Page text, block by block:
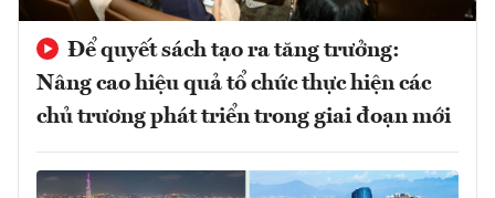
Để quyết sách tạo ra tăng trưởng:
Nâng cao hiệu quả tổ chức thực hiện các
chủ trương phát triển trong giai đoạn mới